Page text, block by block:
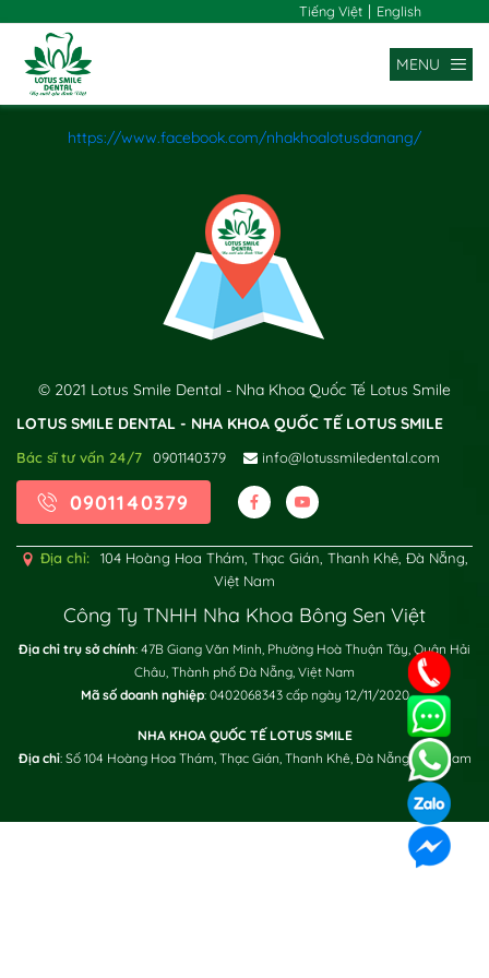
Tiếng Việt | English
MENU
https://www.facebook.com/nhakhoalotusdanang/
© 2021 Lotus Smile Dental - Nha Khoa Quốc Tế Lotus Smile
LOTUS SMILE DENTAL - NHA KHOA QUỐC TẾ LOTUS SMILE
Bác sĩ tư vấn 24/7 0901140379 info@lotussmiledental.com
0901140379
Địa chỉ:
104 Hoàng Hoa Thám, Thạc Gián, Thanh Khê, Đà Nẵng,
Việt Nam
Công Ty TNHH Nha Khoa Bông Sen Việt
Địa chỉ trụ sở chính: 47B Giang Văn Minh, Phường Hoà Thuận Tây, Quận Hải
Châu, Thành phố Đà Nẵng, Việt Nam
Mã số doanh nghiệp: 0402068343 cấp ngày 12/11/2020
NHA KHOA QUỐC TẾ LOTUS SMILE
Địa chỉ: Số 104 Hoàng Hoa Thám, Thạc Gián, Thanh Khê, Đà Nẵng, Việt Nam
XÁC NHẬN / SEND